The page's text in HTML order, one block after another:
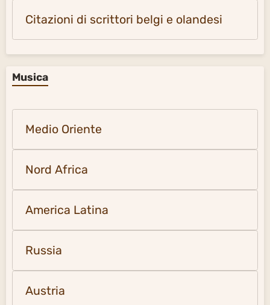
Citazioni di scrittori belgi e olandesi
Musica
Medio Oriente
Nord Africa
America Latina
Russia
Austria